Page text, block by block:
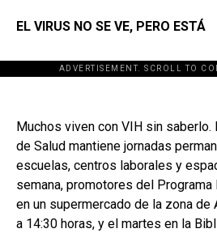
EL VIRUS NO SE VE, PERO ESTÁ
ADVERTISEMENT. SCROLL TO
Muchos viven con VIH sin saberlo.
de Salud mantiene jornadas
escuelas, centros laborales y
semana, promotores del
en un supermercado de la zona de
a 14:30 horas, y el martes en la